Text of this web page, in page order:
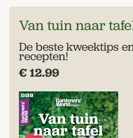
Van tuin naar
De beste kweektips
recepten!
€ 12.99